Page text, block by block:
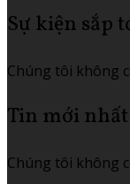
Sự kiện sắp
Chúng tôi không
Tin mới nhất
Chúng tôi không